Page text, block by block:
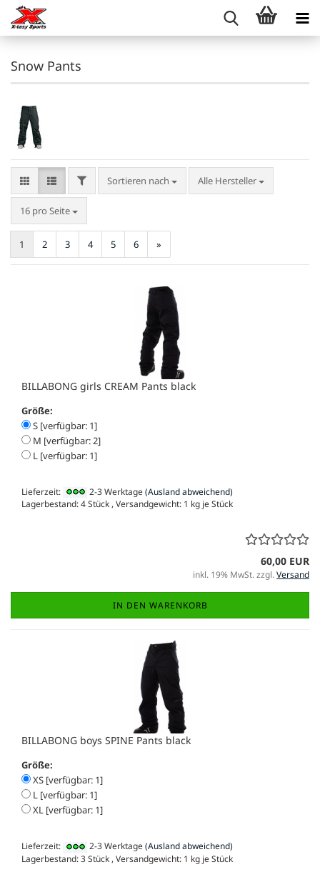
Snow Pants
FILTERSortieren nach
Sortieren nach Alle Hersteller
16 pro Seite
pro Seite
1 2 3 4 5 6 »
BILLABONG girls CREAM Pants black
Größe:
S [verfügbar: 1]
M [verfügbar: 2]
L [verfügbar: 1]
Lieferzeit: 2-3 Werktage(Ausland abweichend)
Lagerbestand: 4 Stück , Versandgewicht: 1 kg je Stück
60,00 EUR
inkl. 19% MwSt. zzgl.Versand
IN DEN WARENKORB
BILLABONG boys SPINE Pants black
Größe:
XS [verfügbar: 1]
L [verfügbar: 1]
XL [verfügbar: 1]
Lieferzeit: 2-3 Werktage(Ausland abweichend)
Lagerbestand: 3 Stück , Versandgewicht: 1 kg je Stück